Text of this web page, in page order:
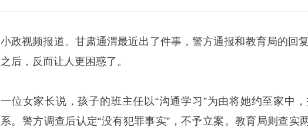
小政视频报道。甘肃通渭最近出了件事，警方通报和教育局的回
之后，反而让人更困惑了。
一位女家长说，孩子的班主任以“沟通学习”为由将她约至家中
系。警方调查后认定“没有犯罪事实”，不予立案。教育局则查实